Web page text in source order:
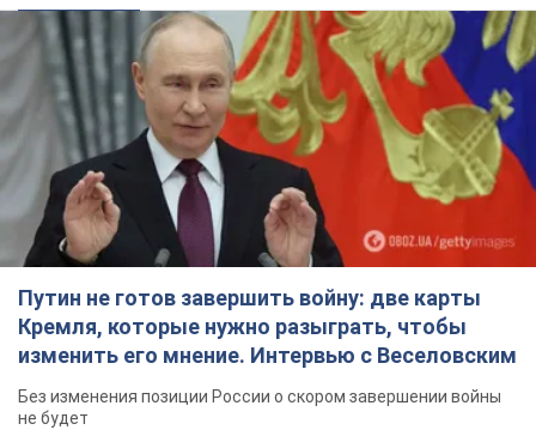
Путин не готов завершить войну: две карты
Кремля, которые нужно разыграть, чтобы
изменить его мнение. Интервью с Веселовским
Без изменения позиции России о скором завершении войны
не будет